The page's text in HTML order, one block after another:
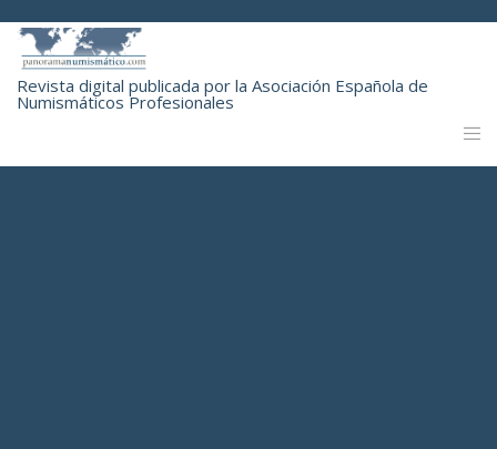
Revista digital publicada por la Asociación Española de
Numismáticos Profesionales